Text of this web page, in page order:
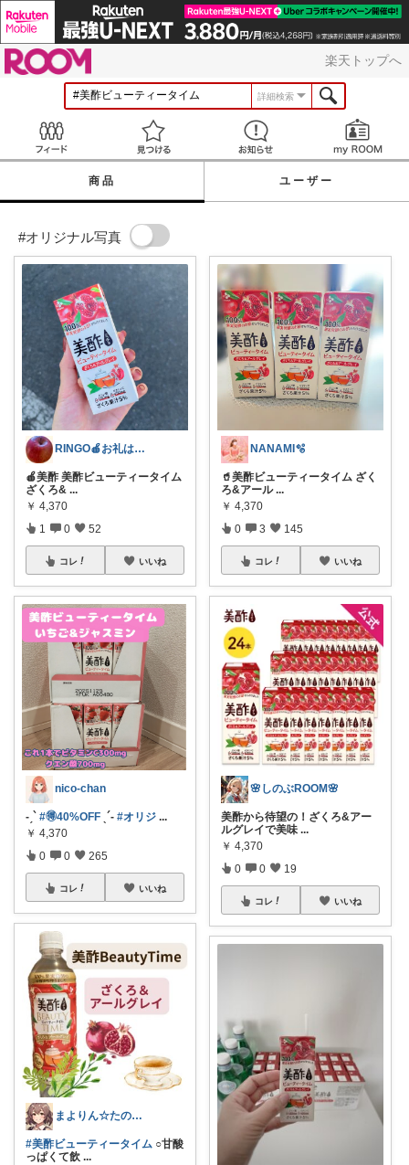
楽天トップへ
詳細検索
見つける お知らせ
商品 ユーザー
#オリジナル写真
RINGO🍎お礼はプロフ🍎
🍎美酢 美酢ビューティータイム
ざくろ& ...
￥ 4,370
1 0 52
コレ いいね
nico-chan
-ˏ` #🉐40%OFF ˎ´- #オリジ ...
￥ 4,370
0 0 265
コレ いいね
まよりん☆たのしむ♡
#美酢ビューティータイム ○甘酸
っぱくて飲 ...
NANAMI🫧
🥤美酢ビューティータイム ざく
ろ&アール ...
￥ 4,370
0 3 145
コレ いいね
🌸しのぶROOM🌸
美酢から待望の！ざくろ&アー
ルグレイで美味 ...
￥ 4,370
0 0 19
コレ いいね